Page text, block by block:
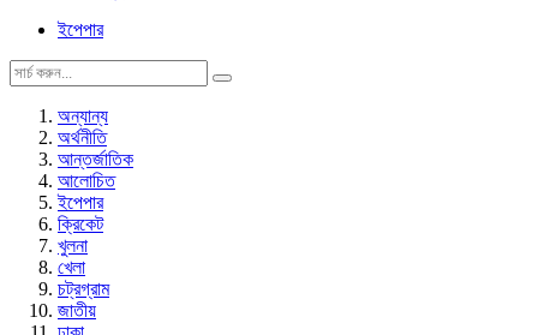
ইপেপার
অন্যান্য
অর্থনীতি
আন্তর্জাতিক
আলোচিত
ইপেপার
ক্রিকেট
খুলনা
খেলা
চট্রগ্রাম
জাতীয়